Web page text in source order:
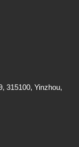
315100, Yinzhou,